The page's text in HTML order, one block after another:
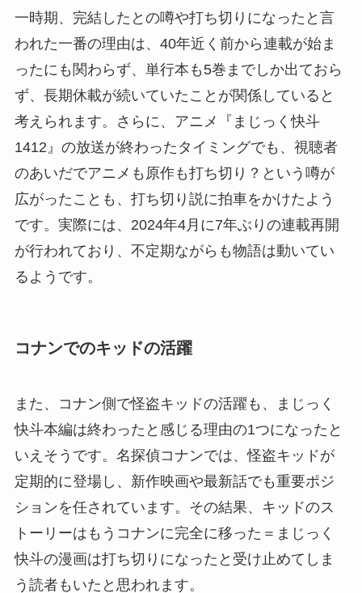
一時期、完結したとの噂や打ち切りになったと言
われた一番の理由は、40年近く前から連載が始ま
ったにも関わらず、単行本も5巻までしか出ておら
ず、長期休載が続いていたことが関係していると
考えられます。さらに、アニメ『まじっく快斗
1412』の放送が終わったタイミングでも、視聴者
のあいだでアニメも原作も打ち切り？という噂が
広がったことも、打ち切り説に拍車をかけたよう
です。実際には、2024年4月に7年ぶりの連載再開
が行われており、不定期ながらも物語は動いてい
るようです。
コナンでのキッドの活躍
また、コナン側で怪盗キッドの活躍も、まじっく
快斗本編は終わったと感じる理由の1つになったと
いえそうです。名探偵コナンでは、怪盗キッドが
定期的に登場し、新作映画や最新話でも重要ポジ
ションを任されています。その結果、キッドのス
トーリーはもうコナンに完全に移った＝まじっく
快斗の漫画は打ち切りになったと受け止めてしま
う読者もいたと思われます。